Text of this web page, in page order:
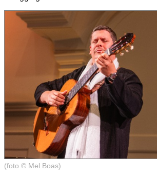
(foto © Mel Boas)